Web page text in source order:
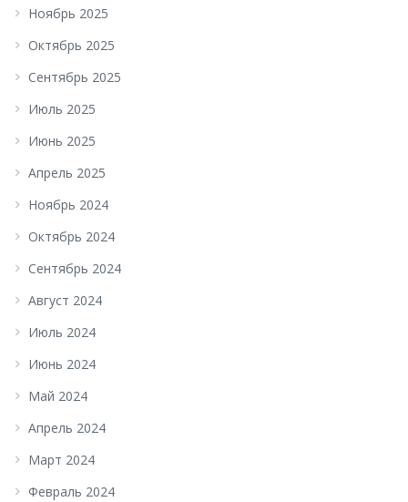
Ноябрь 2025
Октябрь 2025
Сентябрь 2025
Июль 2025
Июнь 2025
Апрель 2025
Ноябрь 2024
Октябрь 2024
Сентябрь 2024
Август 2024
Июль 2024
Июнь 2024
Май 2024
Апрель 2024
Март 2024
Февраль 2024